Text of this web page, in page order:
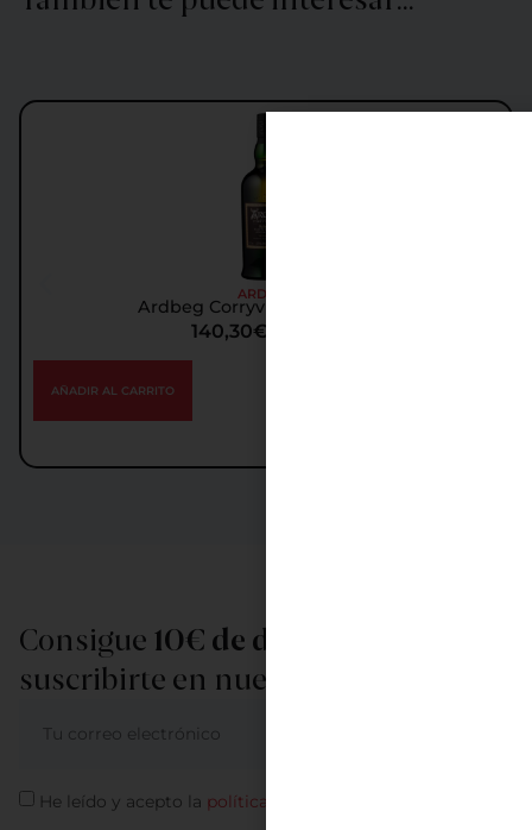
ARDBEG
Ardbeg Corryvreckan Whisky
140,30€
AÑADIR AL CARRITO
Consigue 10€ de descuento
suscribirte en nuestra newsletter
He leído y acepto la política de privacidad